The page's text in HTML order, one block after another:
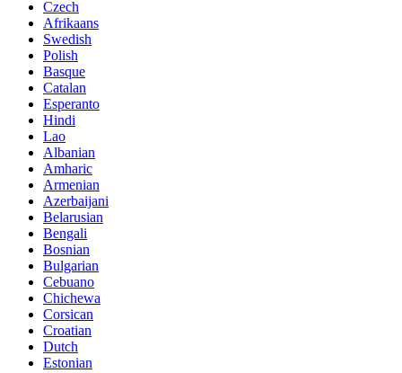
Czech
Afrikaans
Swedish
Polish
Basque
Catalan
Esperanto
Hindi
Lao
Albanian
Amharic
Armenian
Azerbaijani
Belarusian
Bengali
Bosnian
Bulgarian
Cebuano
Chichewa
Corsican
Croatian
Dutch
Estonian